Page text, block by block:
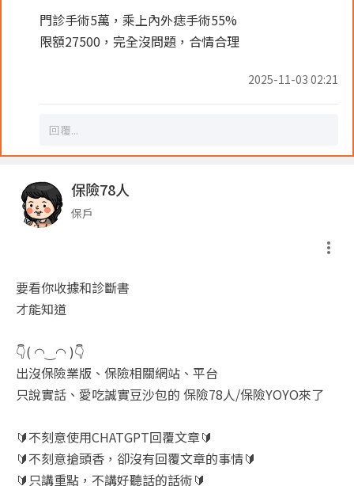
門診手術5萬，乘上內外痣手術55%
限額27500，完全沒問題，合情合理
2025-11-03 02:21
保險78人
保戶
要看你收據和診斷書
才能知道
👇( ◠‿◠ )👇
出沒保險業版、保險相關網站、平台
只說實話、愛吃誠實豆沙包的 保險78人/保險YOYO來了
🔰不刻意使用CHATGPT回覆文章🔰
🔰不刻意搶頭香，卻沒有回覆文章的事情🔰
🔰只講重點，不講好聽話的話術🔰